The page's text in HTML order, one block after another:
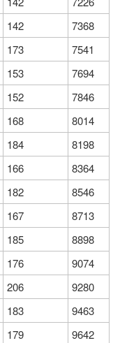
142
7368
173
7541
153
7694
152
7846
168
8014
184
8198
166
8364
182
8546
167
8713
185
8898
176
9074
206
9280
183
9463
179
9642